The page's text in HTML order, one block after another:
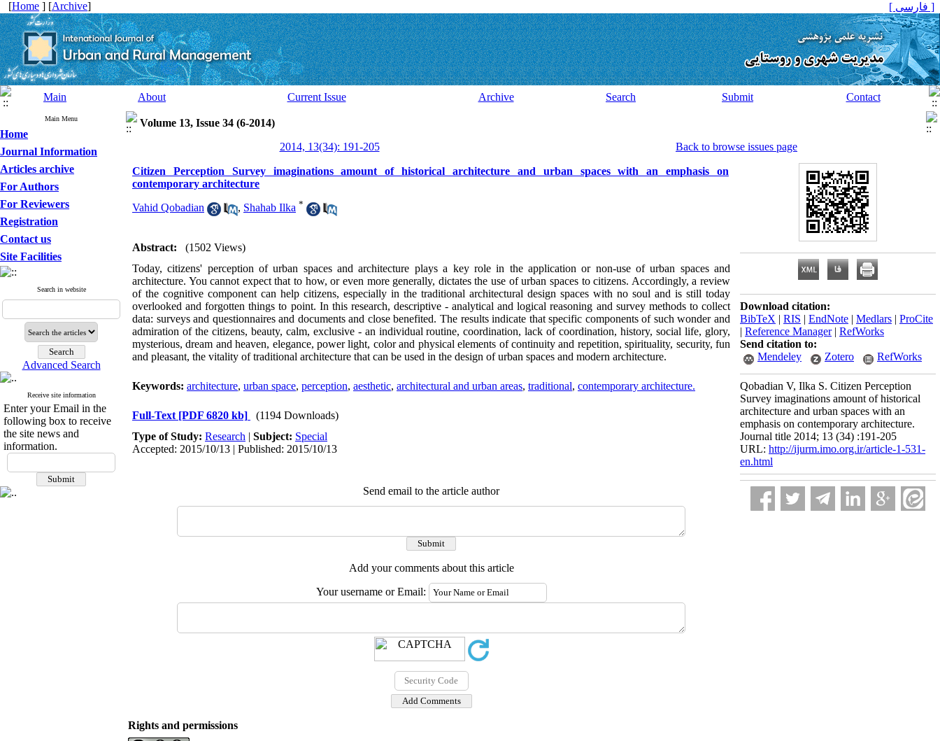
[Home ] [Archive] [ فارسی ]
Main About Current Issue Archive Search Submit Contact
Main Menu
Home
Journal Information
Articles archive
For Authors
For Reviewers
Registration
Contact us
Site Facilities
Search in website
Advanced Search
Receive site information
Enter your Email in the
following box to receive
the site news and
information.
Volume 13, Issue 34 (6-2014)
2014, 13(34): 191-205
Back to browse issues page
Citizen Perception Survey imaginations amount of historical architecture and urban spaces with an emphasis on
contemporary architecture
Vahid Qobadian , Shahab Ilka *
Abstract:
(1502 Views)
Today, citizens' perception of urban spaces and architecture plays a key role in the application or non-use of urban spaces and
architecture. You cannot expect that to how, or even more generally, dictates the use of urban spaces to citizens. Accordingly, a review
of the cognitive component can help citizens, especially in the traditional architectural design spaces with no soul and is still today
overlooked and forgotten things to point. In this research, descriptive - analytical and logical reasoning and survey methods to collect
data: surveys and questionnaires and documents and close benefited. The results indicate that specific components of such wonder and
admiration of the citizens, beauty, calm, exclusive - an individual routine, coordination, lack of coordination, history, social life, glory,
mysterious, dream and heaven, elegance, power light, color and physical elements of continuity and repetition, spirituality, security, fun
and pleasant, the vitality of traditional architecture that can be used in the design of urban spaces and modern architecture.
Keywords: architecture, urban space, perception, aesthetic, architectural and urban areas, traditional, contemporary architecture.
Full-Text [PDF 6820 kb]
(1194 Downloads)
Type of Study: Research | Subject: Special
Accepted: 2015/10/13 | Published: 2015/10/13
Send email to the article author
Add your comments about this article
Your username or Email:
Download citation:
BibTeX | RIS | EndNote | Medlars | ProCite
| Reference Manager| RefWorks
Send citation to:
Mendeley
Zotero RefWorks
Qobadian V, Ilka S. Citizen Perception
Survey imaginations amount of historical
architecture and urban spaces with an
emphasis on contemporary architecture.
Journal title 2014; 13 (34) :191-205
URL: http://ijurm.imo.org.ir/article-1-531-
en.html
Rights and permissions